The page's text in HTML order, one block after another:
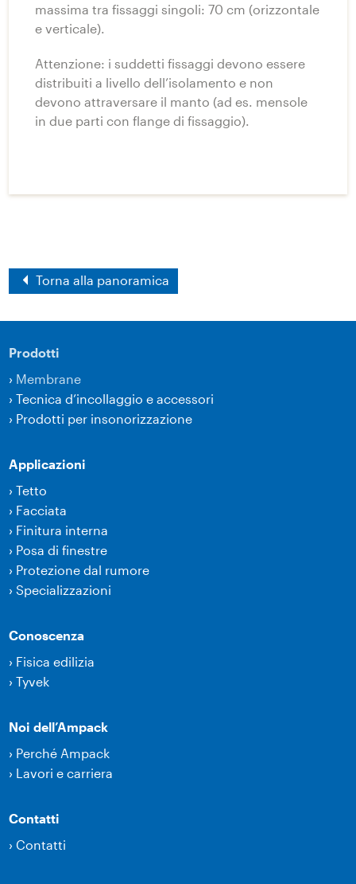
massima tra fissaggi singoli: 70 cm (orizzontale
e verticale).
Attenzione: i suddetti fissaggi devono essere
distribuiti a livello dell’isolamento e non
devono attraversare il manto (ad es. mensole
in due parti con flange di fissaggio).
Torna alla panoramica
Prodotti
› Membrane
›Tecnica d’incollaggio e accessori
› Prodotti per insonorizzazione
Applicazioni
›Tetto
› Facciata
› Finitura interna
› Posa di finestre
› Protezione dal rumore
›Specializzazioni
Conoscenza
› Fisica edilizia
›Tyvek
Noi dell’Ampack
› Perché Ampack
› Lavori e carriera
Contatti
›Contatti